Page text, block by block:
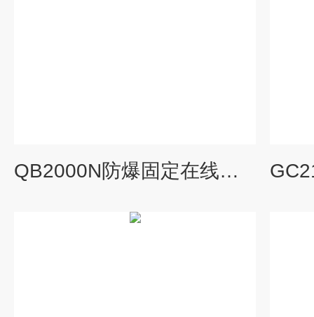
QB2000N防爆固定在线式氧气sf6氟利昂泄露检测仪器